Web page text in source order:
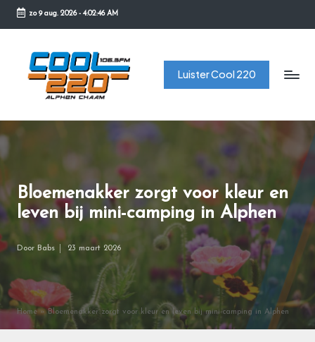
Ga
inhoud
zo 9 aug. 2026- 4:02:46 AM
C
o
2
0
Luister Cool 220
Bloemenakker zorgt voor kleur en
leven bij mini-camping in Alphen
Door Babs 23 maart 2026
Home »Bloemenakker zorgt voor kleur en leven bij mini-camping in Alphen